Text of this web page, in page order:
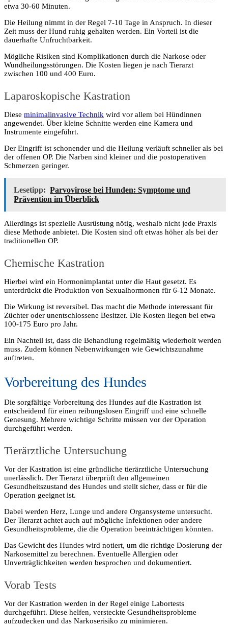
etwa 30-60 Minuten.
Die Heilung nimmt in der Regel 7-10 Tage in Anspruch. In dieser
Zeit muss der Hund ruhig gehalten werden. Ein Vorteil ist die
dauerhafte Unfruchtbarkeit.
Mögliche Risiken sind Komplikationen durch die Narkose oder
Wundheilungsstörungen. Die Kosten liegen je nach Tierarzt
zwischen 100 und 400 Euro.
Laparoskopische Kastration
Diese minimalinvasive Technik wird vor allem bei Hündinnen
angewendet. Über kleine Schnitte werden eine Kamera und
Instrumente eingeführt.
Der Eingriff ist schonender und die Heilung verläuft schneller als bei
der offenen OP. Die Narben sind kleiner und die postoperativen
Schmerzen geringer.
Lesetipp: Parvovirose bei Hunden: Symptome und
Prävention im Überblick
Allerdings ist spezielle Ausrüstung nötig, weshalb nicht jede Praxis
diese Methode anbietet. Die Kosten sind oft etwas höher als bei der
traditionellen OP.
Chemische Kastration
Hierbei wird ein Hormonimplantat unter die Haut gesetzt. Es
unterdrückt die Produktion von Sexualhormonen für 6-12 Monate.
Die Wirkung ist reversibel. Das macht die Methode interessant für
Züchter oder unentschlossene Besitzer. Die Kosten liegen bei etwa
100-175 Euro pro Jahr.
Ein Nachteil ist, dass die Behandlung regelmäßig wiederholt werden
muss. Zudem können Nebenwirkungen wie Gewichtszunahme
auftreten.
Vorbereitung des Hundes
Die sorgfältige Vorbereitung des Hundes auf die Kastration ist
entscheidend für einen reibungslosen Eingriff und eine schnelle
Genesung. Mehrere wichtige Schritte müssen vor der Operation
durchgeführt werden.
Tierärztliche Untersuchung
Vor der Kastration ist eine gründliche tierärztliche Untersuchung
unerlässlich. Der Tierarzt überprüft den allgemeinen
Gesundheitszustand des Hundes und stellt sicher, dass er für die
Operation geeignet ist.
Dabei werden Herz, Lunge und andere Organsysteme untersucht.
Der Tierarzt achtet auch auf mögliche Infektionen oder andere
Gesundheitsprobleme, die die Operation beeinträchtigen könnten.
Das Gewicht des Hundes wird notiert, um die richtige Dosierung der
Narkosemittel zu berechnen. Eventuelle Allergien oder
Unverträglichkeiten werden besprochen und dokumentiert.
Vorab Tests
Vor der Kastration werden in der Regel einige Labortests
durchgeführt. Diese helfen, versteckte Gesundheitsprobleme
aufzudecken und das Narkoserisiko zu minimieren.